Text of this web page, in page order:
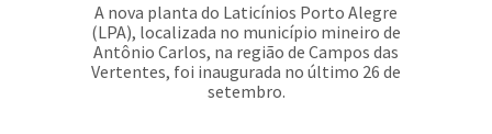
A nova planta do Laticínios Porto Alegre
(LPA), localizada no município mineiro de
Antônio Carlos, na região de Campos das
Vertentes, foi inaugurada no último 26 de
setembro.